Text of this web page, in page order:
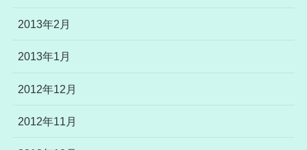
2013年2月
2013年1月
2012年12月
2012年11月